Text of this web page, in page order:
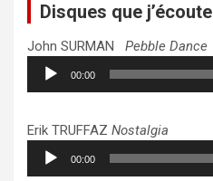
Disques que j’écoute
John SURMAN Pebble Dance
Lecteur
audio
00:00
Erik TRUFFAZ Nostalgia
Lecteur
audio
00:00